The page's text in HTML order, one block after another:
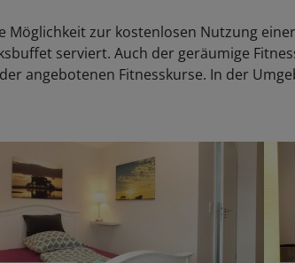
Möglichkeit zur kostenlosen Nutzung
serviert. Auch der geräumige
angebotenen Fitnesskurse. In der